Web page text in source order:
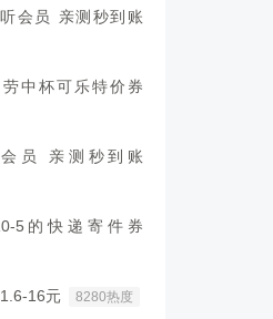
会员 亲测秒到账
中杯可乐特价券
员 亲测秒到账
5的快递寄件券
16元 8280热度